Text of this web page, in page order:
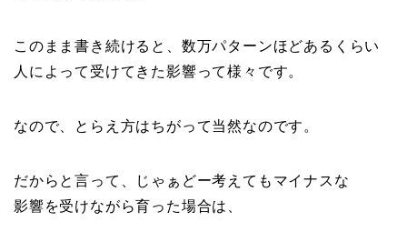
このまま書き続けると、数万パターンほどあるくらい
人によって受けてきた影響って様々です。
なので、とらえ方はちがって当然なのです。
だからと言って、じゃぁどー考えてもマイナスな
影響を受けながら育った場合は、